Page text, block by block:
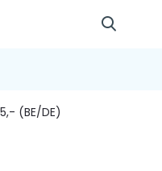
(BE/DE)